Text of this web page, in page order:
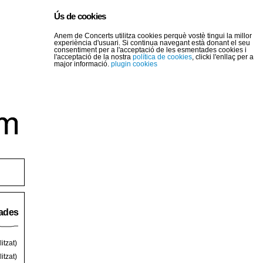
Ús de cookies
Anem de Concerts utilitza cookies perquè vostè tingui la millor
experiència d'usuari. Si continua navegant està donant el seu
consentiment per a l'acceptació de les esmentades cookies i
l'acceptació de la nostra política de cookies, clicki l'enllaç per a
major informació. plugin cookies